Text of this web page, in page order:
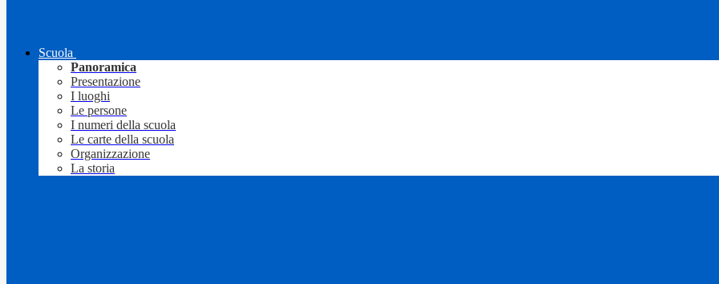
Scuola
Panoramica
Presentazione
I luoghi
Le persone
I numeri della scuola
Le carte della scuola
Organizzazione
La storia